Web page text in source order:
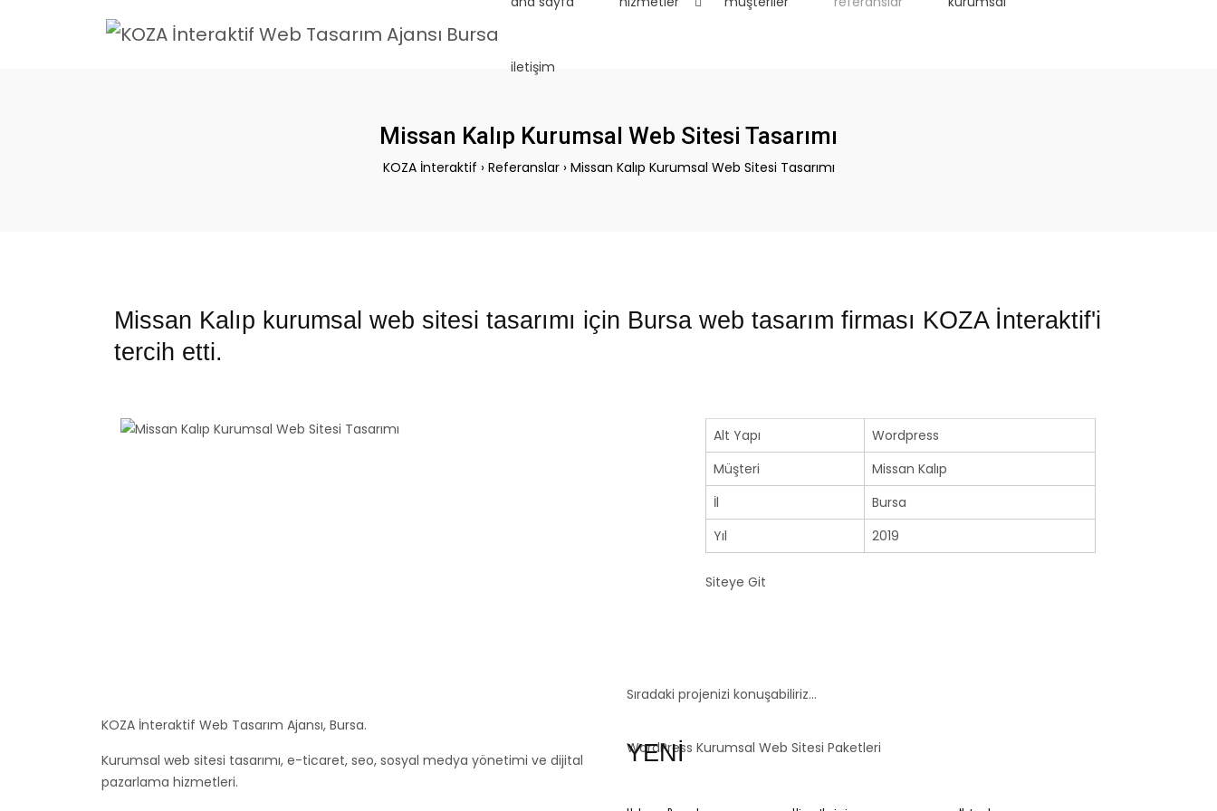
iletişim
Missan Kalıp Kurumsal Web Sitesi Tasarımı
KOZA İnteraktif › Referanslar› Missan Kalıp Kurumsal Web Sitesi Tasarımı
Missan Kalıp kurumsal web sitesi tasarımı için Bursa web tasarım firması KOZA İnteraktif'i
tercih etti.
Alt Yapı
Wordpress
Müşteri
Missan Kalıp
İl
Bursa
Yıl
2019
Siteye Git
KOZA İnteraktif Web Tasarım Ajansı, Bursa.
Kurumsal web sitesi tasarımı, e-ticaret, seo, sosyal medya yönetimi ve dijital
pazarlama hizmetleri.
Sıradaki projenizi konuşabiliriz…
WordPress Kurumsal Web Sitesi Paketleri
YENİ